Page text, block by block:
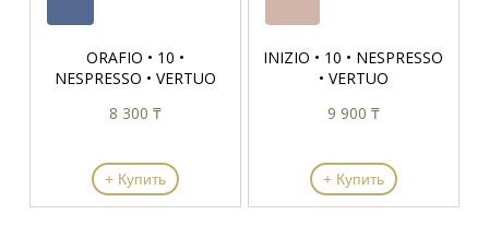
ORAFIO • 10 •
NESPRESSO • VERTUO
8 300 ₸
+ Купить
INIZIO • 10 • NESPRESSO
• VERTUO
9 900 ₸
+ Купить